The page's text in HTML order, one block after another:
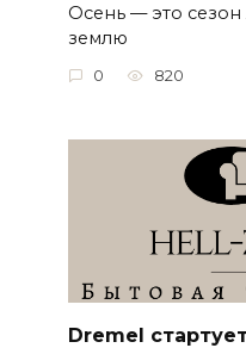
Осень — это сезон
землю
0 820
Dremel